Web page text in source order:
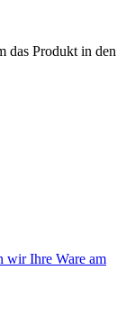
das Produkt in den
wir Ihre Ware am